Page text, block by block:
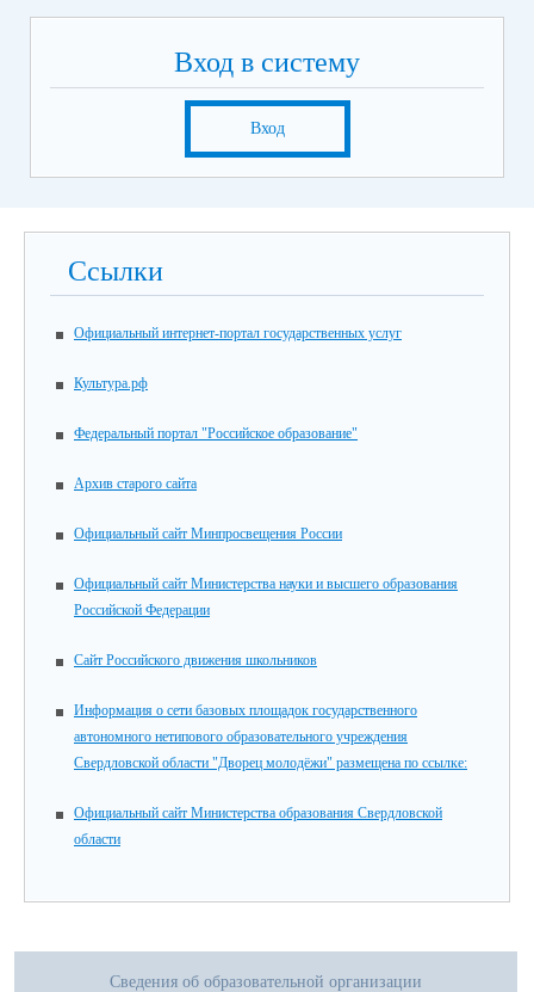
Вход в систему
Вход
Ссылки
Официальный интернет-портал государственных услуг
Культура.рф
Федеральный портал "Российское образование"
Архив старого сайта
Официальный сайт Минпросвещения России
Официальный сайт Министерства науки и высшего образования
Российской Федерации
Сайт Российского движения школьников
Информация о сети базовых площадок государственного
автономного нетипового образовательного учреждения
Свердловской области "Дворец молодёжи" размещена по ссылке:
Официальный сайт Министерства образования Свердловской
области
Сведения об образовательной организации